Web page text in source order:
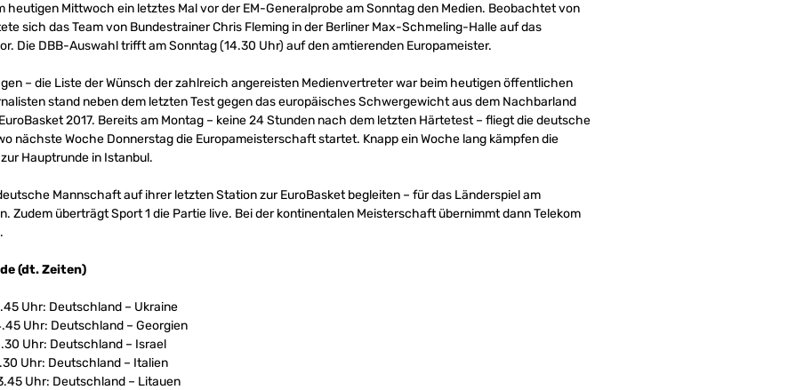
heutigen Mittwoch ein letztes Mal vor der EM-Generalprobe am Sonntag den Medien. Beobachtet von
sich das Team von Bundestrainer Chris Fleming in der Berliner Max-Schmeling-Halle auf das
Die DBB-Auswahl trifft am Sonntag (14.30 Uhr) auf den amtierenden Europameister.
– die Liste der Wünsch der zahlreich angereisten Medienvertreter war beim heutigen öffentlichen
stand neben dem letzten Test gegen das europäisches Schwergewicht aus dem Nachbarland
2017. Bereits am Montag – keine 24 Stunden nach dem letzten Härtetest – fliegt die deutsche
nächste Woche Donnerstag die Europameisterschaft startet. Knapp ein Woche lang kämpfen die
Hauptrunde in Istanbul.
Mannschaft auf ihrer letzten Station zur EuroBasket begleiten – für das Länderspiel am
Zudem überträgt Sport 1 die Partie live. Bei der kontinentalen Meisterschaft übernimmt dann Telekom
(dt. Zeiten)
Uhr: Deutschland – Ukraine
Uhr: Deutschland – Georgien
Uhr: Deutschland – Israel
Uhr: Deutschland – Italien
Uhr: Deutschland – Litauen